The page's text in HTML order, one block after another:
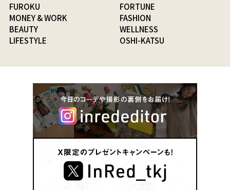
FUROKU
FORTUNE
MONEY & WORK
FASHION
BEAUTY
WELLNESS
LIFESTYLE
OSHI-KATSU